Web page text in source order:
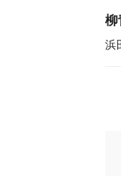
柳
浜